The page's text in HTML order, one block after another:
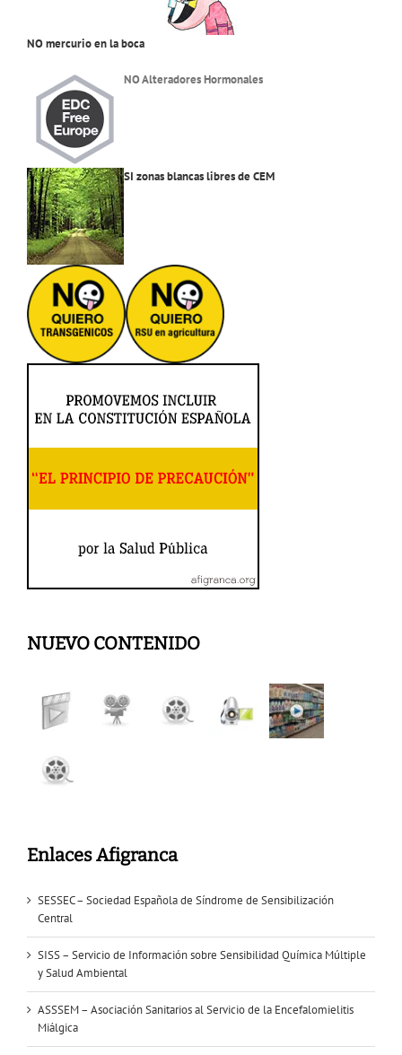
NO mercurio en la boca
NO Alteradores Hormonales
SI zonas blancas libres de CEM
NUEVO CONTENIDO
Enlaces Afigranca
SESSEC – Sociedad Española de Síndrome de Sensibilización
Central
SISS – Servicio de Información sobre Sensibilidad Química Múltiple
y Salud Ambiental
ASSSEM – Asociación Sanitarios al Servicio de la Encefalomielitis
Miálgica